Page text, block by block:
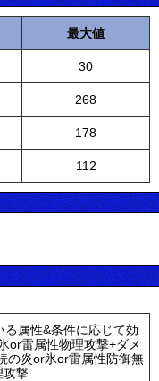
最大値
30
268
178
112
属性&条件に応じて効
or雷属性物理攻撃+ダメ
の炎or氷or雷属性防御無
攻撃